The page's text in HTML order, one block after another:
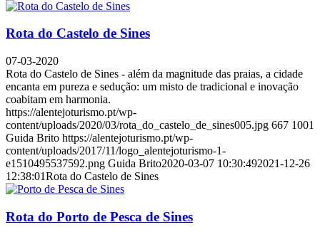
Rota do Castelo de Sines
07-03-2020
Rota do Castelo de Sines - além da magnitude das praias, a cidade
encanta em pureza e sedução: um misto de tradicional e inovação
coabitam em harmonia.
https://alentejoturismo.pt/wp-
content/uploads/2020/03/rota_do_castelo_de_sines005.jpg 667 1001
Guida Brito https://alentejoturismo.pt/wp-
content/uploads/2017/11/logo_alentejoturismo-1-
e1510495537592.png Guida Brito2020-03-07 10:30:492021-12-26
12:38:01Rota do Castelo de Sines
Rota do Porto de Pesca de Sines